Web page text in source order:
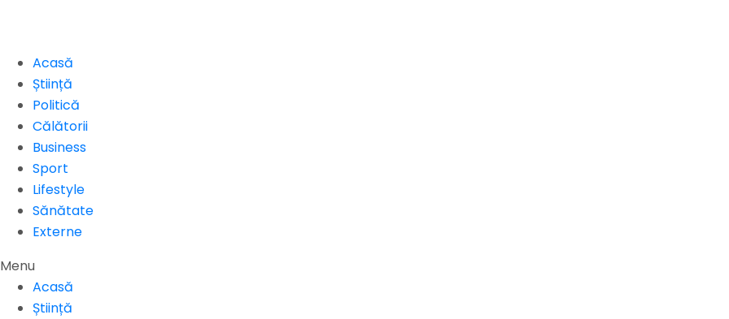
Acasă
Știință
Politică
Călătorii
Business
Sport
Lifestyle
Sănătate
Externe
Menu
Acasă
Știință